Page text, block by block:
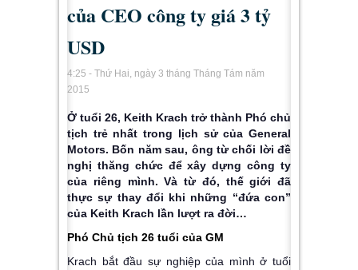
của CEO công ty giá 3 tỷ
USD
4:25 - Thứ Hai, ngày 3 tháng Tháng Tám năm
2015
Ở tuổi 26, Keith Krach trở thành Phó chủ
tịch trẻ nhất trong lịch sử của General
Motors. Bốn năm sau, ông từ chối lời đề
nghị thăng chức để xây dựng công ty
của riêng mình. Và từ đó, thế giới đã
thực sự thay đổi khi những “đứa con”
của Keith Krach lần lượt ra đời…
Phó Chủ tịch 26 tuổi của GM
Krach bắt đầu sự nghiệp của mình ở tuổi